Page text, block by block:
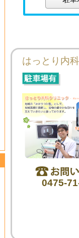
はっとり内
0475-